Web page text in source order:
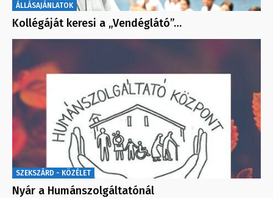
ÁLLÁSAJÁNLATOK
Kollégáját keresi a „Vendéglátó”…
SZEKSZÁRD - KÖZÉLET
Nyár a Humánszolgáltatónál